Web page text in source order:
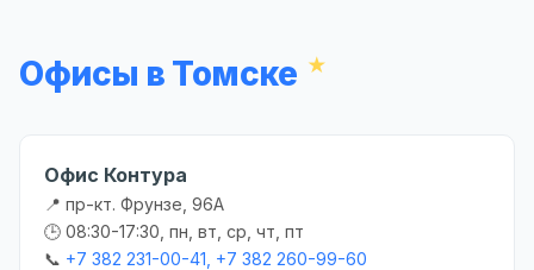
Офисы в Томске
Офис Контура
📍 пр-кт. Фрунзе, 96А
🕒 08:30-17:30, пн, вт, ср, чт, пт
📞 +7 382 231-00-41, +7 382 260-99-60